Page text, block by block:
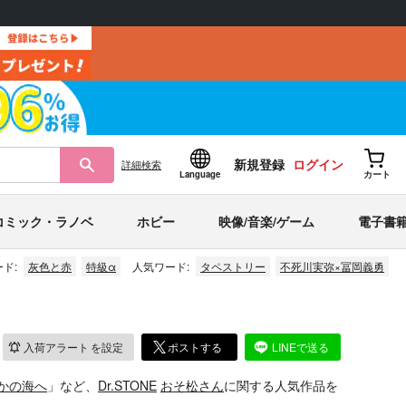
詳細検索
Language
新規登録 ログイン
カート
ミック・ラノベ ホビー 映像/音楽/ゲーム 電子書
ド: 灰色と赤 特級α 人気ワード: タペストリー 不死川実弥×冨岡義勇
入荷アラート を設定 ポストする LINEで送る
の海へ 」など、 Dr.STONE おそ松さんに関する人気作品を